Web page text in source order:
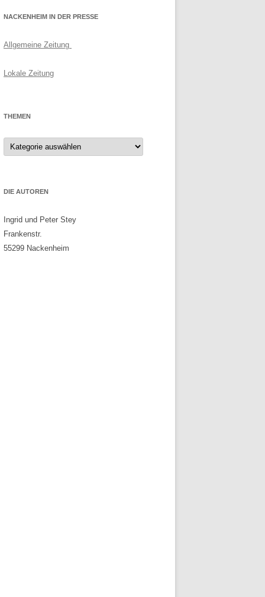
NACKENHEIM IN DER PRESSE
Allgemeine Zeitung
Lokale Zeitung
THEMEN
Themen
DIE AUTOREN
Ingrid und Peter Stey
Frankenstr.
55299 Nackenheim